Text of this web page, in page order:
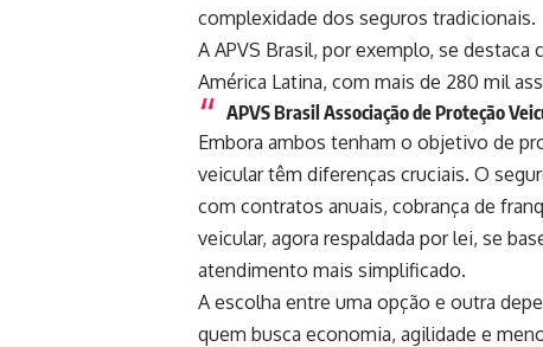
complexidade dos seguros tradicionais.
A APVS Brasil, por exemplo, se
América Latina, com mais de 280 mil
APVS Brasil Associação de Proteção
Embora ambos tenham o objetivo de
veicular têm diferenças cruciais. O
com contratos anuais, cobrança de
veicular, agora respaldada por lei, se
atendimento mais simplificado.
A escolha entre uma opção e outra
quem busca economia, agilidade e